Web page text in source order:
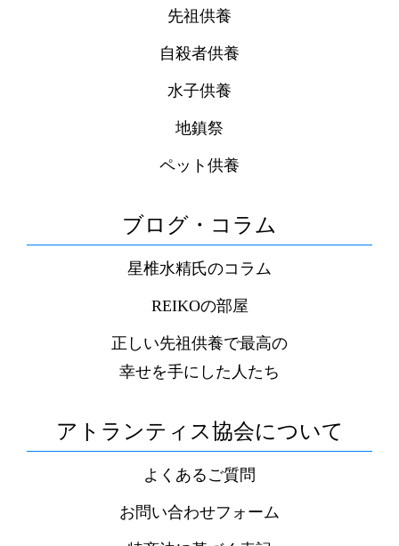
先祖供養
自殺者供養
水子供養
地鎮祭
ペット供養
ブログ・コラム
星椎水精氏のコラム
REIKOの部屋
正しい先祖供養で最高の
幸せを手にした人たち
アトランティス協会について
よくあるご質問
お問い合わせフォーム